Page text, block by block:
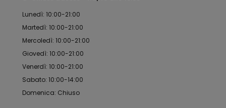
Lunedì: 10:00-21:00
Martedì: 10:00-21:00
Mercoledì: 10:00-21:00
Giovedì: 10:00-21:00
Venerdì: 10:00-21:00
Sabato: 10:00-14:00
Domenica: Chiuso